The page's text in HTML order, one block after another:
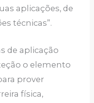
aplicações, de
técnicas”.
de aplicação
o elemento
prover
física,